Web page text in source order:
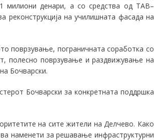
милиони денари, а со средства од ТАВ–
реконструкција на училишната фасада на
поврзување, пограничната соработка со
полесно поврзување и раздвижување на
Бочварски.
Бочварски за конкретната поддршка
на сите жители на Делчево. Како
наменети за решавање инфраструктурни